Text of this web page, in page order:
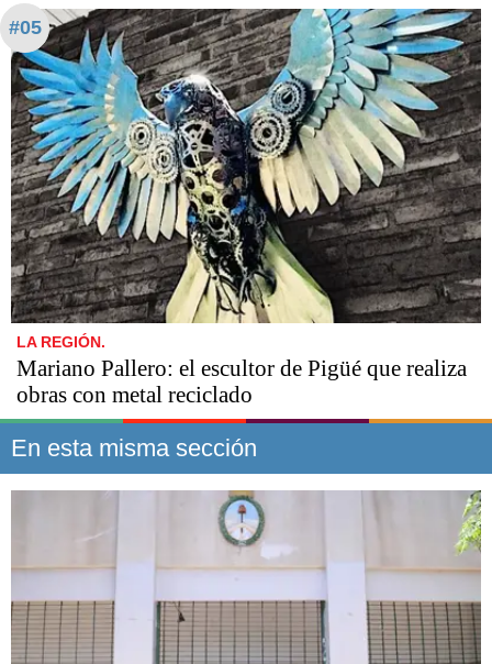
#05
LA REGIÓN.
Mariano Pallero: el escultor de Pigüé que realiza
obras con metal reciclado
En esta misma sección